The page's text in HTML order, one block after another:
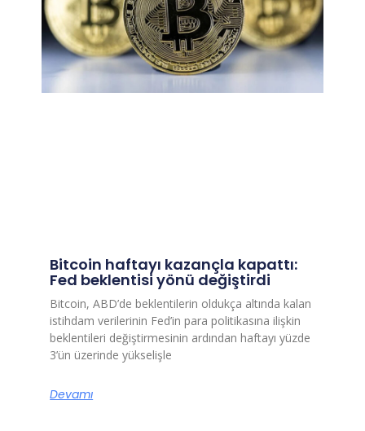
Bitcoin haftayı kazançla kapattı:
Fed beklentisi yönü değiştirdi
Bitcoin, ABD’de beklentilerin oldukça altında kalan
istihdam verilerinin Fed’in para politikasına ilişkin
beklentileri değiştirmesinin ardından haftayı yüzde
3’ün üzerinde yükselişle
Devamı